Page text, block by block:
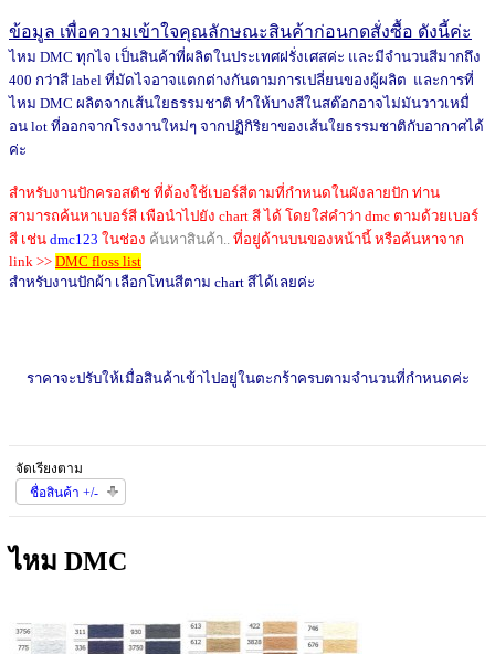
ข้อมูล เพื่อความเข้าใจคุณลักษณะสินค้าก่อนกดสั่งซื้อ ดังนี้ค่ะ
ไหม DMC ทุกไจ เป็นสินค้าที่ผลิตในประเทศฝรั่งเศสค่ะ และมีจำนวนสีมากถึง
400 กว่าสี label ที่มัดไจอาจแตกต่างกันตามการเปลี่ยนของผู้ผลิต และการที่
ไหม DMC ผลิตจากเส้นใยธรรมชาติ ทำให้บางสีในสต๊อกอาจไม่มันวาวเหมื่
อน lot ที่ออกจากโรงงานใหม่ๆ จากปฏิกิริยาของเส้นใยธรรมชาติกับอากาศได้
ค่ะ
สำหรับงานปักครอสติช ที่ต้องใช้เบอร์สีตามที่กำหนดในผังลายปัก ท่าน
สามารถค้นหาเบอร์สี เพือนำไปยัง chart สี ได้ โดยใส่คำว่า dmc ตามด้วยเบอร์
สี เช่น dmc123 ในช่อง ค้นหาสินค้า.. ที่อยู่ด้านบนของหน้านี้ หรือค้นหาจาก
link >> DMC floss list
สำหรับงานปักผ้า เลือกโทนสีตาม chart สีได้เลยค่ะ
ราคาจะปรับให้เมื่อสินค้าเข้าไปอยู่ในตะกร้าครบตามจำนวนที่กำหนดค่ะ
จัดเรียงตาม
ชื่อสินค้า +/-
ไหม DMC